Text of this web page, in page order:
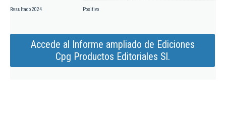
Resultado 2024 Positivo
Accede al Informe ampliado de Ediciones
Cpg Productos Editoriales Sl.